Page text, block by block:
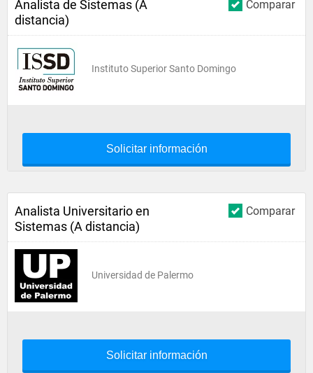
Comparar
Analista de Sistemas (A
distancia)
Instituto Superior Santo Domingo
Solicitar información
Comparar
Analista Universitario en
Sistemas (A distancia)
Universidad de Palermo
Solicitar información